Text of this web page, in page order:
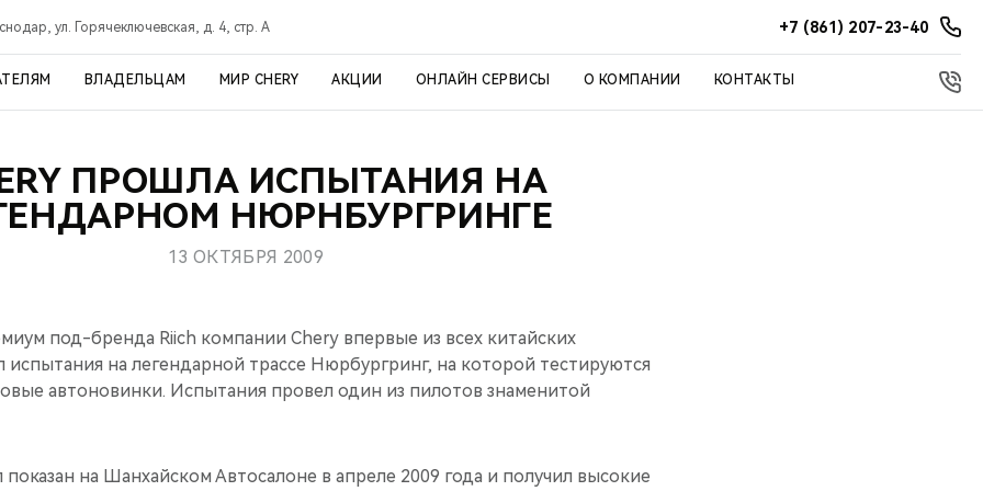
ул. Горячеключевская, д. 4, стр. А +7 (861) 207-23-40
ВЛАДЕЛЬЦАМ МИР CHERY АКЦИИ ОНЛАЙН СЕРВИСЫ О КОМПАНИИ КОНТАКТЫ
ПРОШЛА ИСПЫТАНИЯ НА
НЮРНБУРГРИНГЕ
13 ОКТЯБРЯ 2009
под-бренда Riich компании Chery впервые из всех китайских
на легендарной трассе Нюрбургринг, на которой тестируются
автоновинки. Испытания провел один из пилотов знаменитой
на Шанхайском Автосалоне в апреле 2009 года и получил высокие